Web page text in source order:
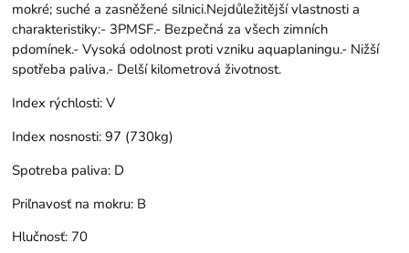
mokré; suché a zasněžené silnici.Nejdůležitější vlastnosti a
charakteristiky:- 3PMSF.- Bezpečná za všech zimních
pdomínek.- Vysoká odolnost proti vzniku aquaplaningu.- Nižší
spotřeba paliva.- Delší kilometrová životnost.
Index rýchlosti: V
Index nosnosti: 97 (730kg)
Spotreba paliva: D
Priľnavosť na mokru: B
Hlučnosť: 70